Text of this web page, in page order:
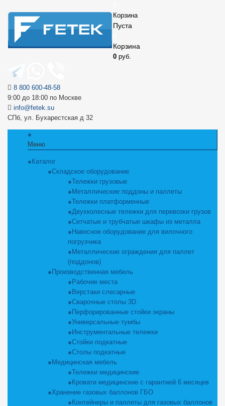
Корзина
Пуста
Корзина
0 руб.
8 800 600-48-58
9:00 до 18:00 по Москве
info@fetek.su
СПб, ул. Бухарестская д 32
Меню
Каталог
Складское оборудование
Тележки грузовые
Металлические поддоны и паллеты
Тележки платформенные
Двухколесные тележки для перевозки грузов
Сетчатые и трубчатые шкафы из металла
Навесное оборудование для вилочного
погрузчика
Металлические ограждения для паллет
(поддонов)
Производственная мебель
Рабочие места
Верстаки слесарные
Сварочные столы 3D
Перфорированные стойки экраны
Универсальные тумбы
Инструментальные тележки
Стойки подкатные
Столы подкатные
Медицинская мебель
Тележки медицинские
Кровати медицинские с гарантией 6 месяцев
Хранение газовых баллонов ГБО
Контейнеры и паллеты для газовых баллонов